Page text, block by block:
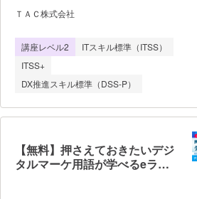
械学習概論」講義を組み合わせたコースで
https://www.utokyo-
ext.co.jp/datascience/dss/oqcよりお申込
みください。 ・Eラーニングシステム
のアクセスURLは、受講開始数日前にメ
までを体系的に学習できる講座です。ネッ
トワーク保護、脅威検知、データ保護な
を習得でき、実務を見据えたスキル習得が
できるよう構成されています。 ・
ーニングで受講が可能です。 ・受
トのログイン可能期間（10か月以上）と
さい。 ・学習項目／学習の流れは
以下の通りです。 0.CompTIA
Security+（SY0-701）ガイダンス 1.
ＴＡＣ株式会社
講座レベル2
ITスキル標準（ITSS）
ITSS+
DX推進スキル標準（DSS-P）
【無料】押さえておきたいデジ
タルマーケ用語が学べるeラー